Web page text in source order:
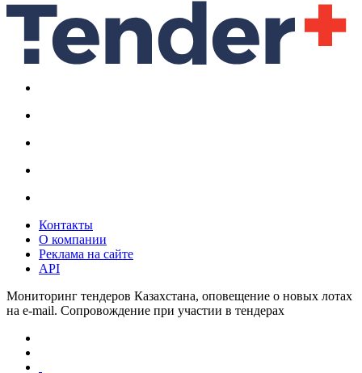
Контакты
О компании
Реклама на сайте
API
Мониторинг тендеров Казахстана, оповещение о новых лотах
на e-mail. Сопровождение при участии в тендерах